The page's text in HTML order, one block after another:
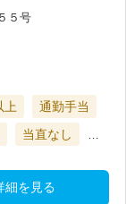
５号
上
通勤手当
当直なし …
細を見る